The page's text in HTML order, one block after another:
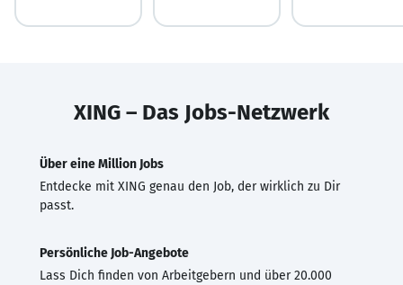
XING – Das Jobs-Netzwerk
Über eine Million Jobs
Entdecke mit XING genau den Job, der wirklich zu Dir
passt.
Persönliche Job-Angebote
Lass Dich finden von Arbeitgebern und über 20.000